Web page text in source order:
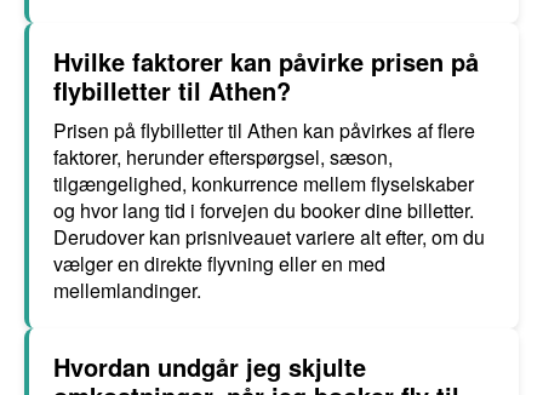
Hvilke faktorer kan påvirke prisen på
flybilletter til Athen?
Prisen på flybilletter til Athen kan påvirkes af flere
faktorer, herunder efterspørgsel, sæson,
tilgængelighed, konkurrence mellem flyselskaber
og hvor lang tid i forvejen du booker dine billetter.
Derudover kan prisniveauet variere alt efter, om du
vælger en direkte flyvning eller en med
mellemlandinger.
Hvordan undgår jeg skjulte